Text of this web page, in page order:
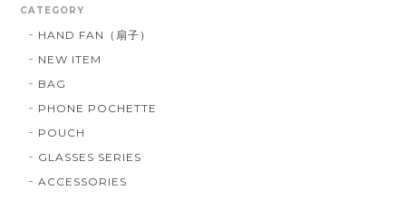
CATEGORY
HAND FAN（扇子）
NEW ITEM
BAG
PHONE POCHETTE
POUCH
GLASSES SERIES
ACCESSORIES